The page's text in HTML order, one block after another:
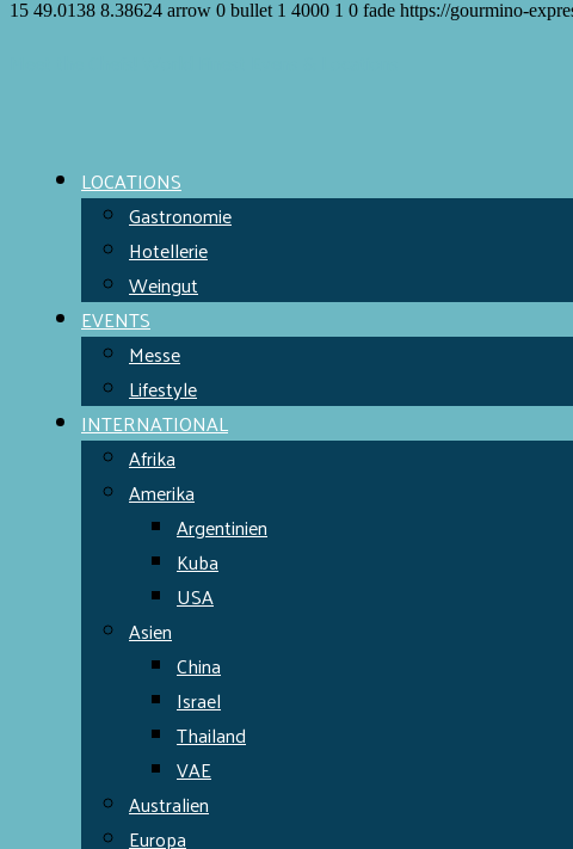
15 49.0138 8.38624 arrow 0 bullet 1 4000 1 0 fade https://gourmino-
LOCATIONS
Gastronomie
Hotellerie
Weingut
EVENTS
Messe
Lifestyle
INTERNATIONAL
Afrika
Amerika
Argentinien
Kuba
USA
Asien
China
Israel
Thailand
VAE
Australien
Europa